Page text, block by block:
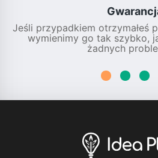
Jeśli przypadkiem otrzymałeś
wymienimy go tak szybko,
żadnych